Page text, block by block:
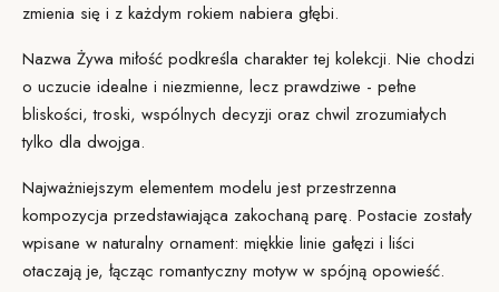
zmienia się i z każdym rokiem nabiera głębi.
Nazwa Żywa miłość podkreśla charakter tej kolekcji. Nie chodzi
o uczucie idealne i niezmienne, lecz prawdziwe - pełne
bliskości, troski, wspólnych decyzji oraz chwil zrozumiałych
tylko dla dwojga.
Najważniejszym elementem modelu jest przestrzenna
kompozycja przedstawiająca zakochaną parę. Postacie zostały
wpisane w naturalny ornament: miękkie linie gałęzi i liści
otaczają je, łącząc romantyczny motyw w spójną opowieść.